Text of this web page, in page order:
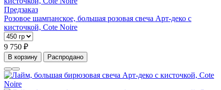
Предзаказ
Розовое шампанское, большая розовая свеча Арт-деко с
кисточкой, Cote Noire
9 750 ₽
В корзину Распродано